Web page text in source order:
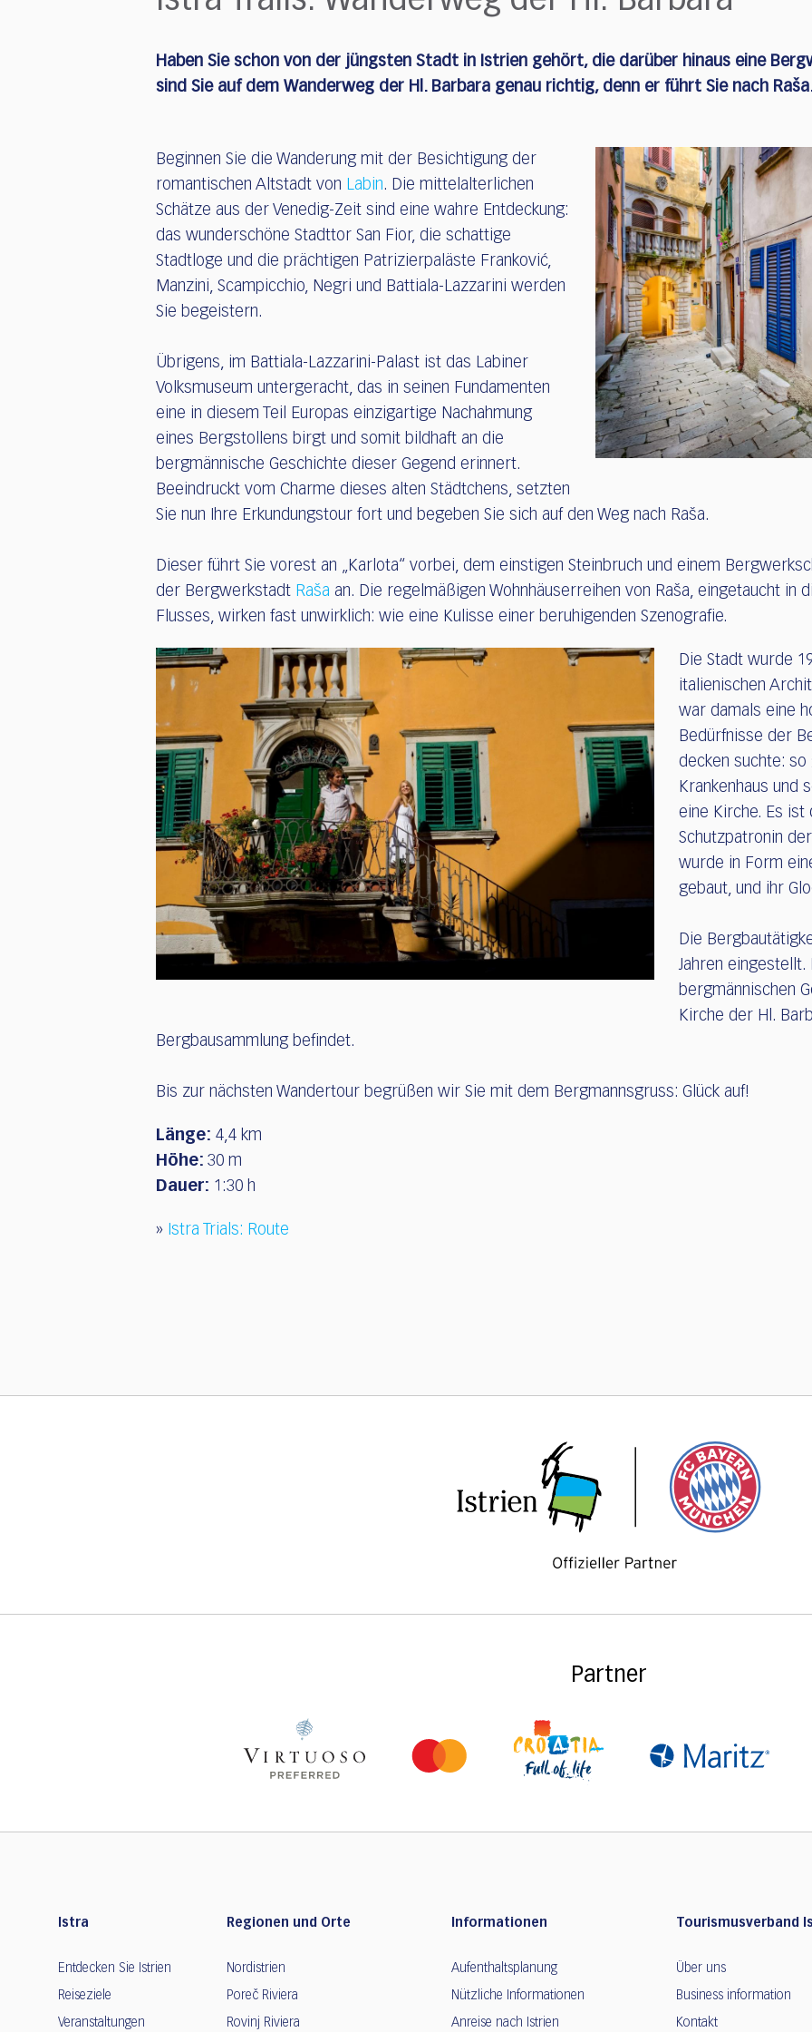
Haben Sie schon von der jüngsten Stadt in Istrien gehört, die darüber hinaus eine
sind Sie auf dem Wanderweg der Hl. Barbara genau richtig, denn er führt Sie nach
Beginnen Sie die Wanderung mit der Besichtigung der
romantischen Altstadt von Labin. Die mittelalterlichen
Schätze aus der Venedig-Zeit sind eine wahre Entdeckung:
das wunderschöne Stadttor San Fior, die schattige
Stadtloge und die prächtigen Patrizierpaläste Franković,
Manzini, Scampicchio, Negri und Battiala-Lazzarini werden
Sie begeistern.
Übrigens, im Battiala-Lazzarini-Palast ist das Labiner
Volksmuseum untergeracht, das in seinen Fundamenten
eine in diesem Teil Europas einzigartige Nachahmung
eines Bergstollens birgt und somit bildhaft an die
bergmännische Geschichte dieser Gegend erinnert.
Beeindruckt vom Charme dieses alten Städtchens, setzten
Sie nun Ihre Erkundungstour fort und begeben Sie sich auf den Weg nach Raša.
Dieser führt Sie vorest an „Karlota“ vorbei, dem einstigen Steinbruch und einem
der Bergwerkstadt Raša an. Die regelmäßigen Wohnhäuserreihen von Raša, eingetaucht in
Flusses, wirken fast unwirklich: wie eine Kulisse einer beruhigenden Szenografie.
Die Stadt wurde
italienischen
war damals eine
Bedürfnisse der
decken suchte: so
Krankenhaus und
eine Kirche. Es
Schutzpatronin
wurde in Form
gebaut, und ihr
Die
Jahren
bergmännischen
Kirche der Hl.
Bergbausammlung befindet.
Bis zur nächsten Wandertour begrüßen wir Sie mit dem Bergmannsgruss: Glück auf!
Länge: 4,4 km
Höhe: 30 m
Dauer: 1:30 h
» Istra Trials: Route
Partner
Istra
Entdecken Sie Istrien
Reiseziele
Veranstaltungen
Regionen und Orte
Nordistrien
Poreč Riviera
Rovinj Riviera
Informationen
Aufenthaltsplanung
Nützliche Informationen
Anreise nach Istrien
Tourismusverband
Über uns
Business information
Kontakt